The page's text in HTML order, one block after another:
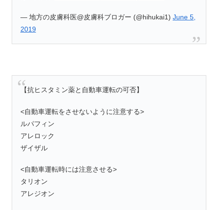
— 地方の皮膚科医@皮膚科ブロガー (@hihukai1) June 5,
2019
【抗ヒスタミン薬と自動車運転の可否】
<自動車運転をさせないように注意する>
ルパフィン
アレロック
ザイザル
<自動車運転時には注意させる>
タリオン
アレジオン